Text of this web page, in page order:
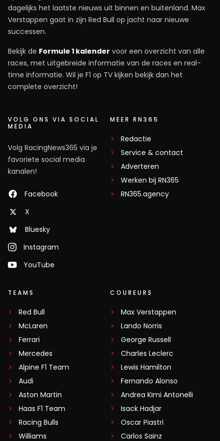
Shadow771
21 november 2021 15:38
Kvond de snelheid van Max niet verkeerd met een
lichte schade op zn voorvleugel.
daarvoor was zijn voorsprong (ondanks VSC) te
kort.
RSK1CK3R
Mooi gedaan van Hamilton, Max en Alonso. Perez kon
zoals gebruikelijk niets brengen. Staat zijn vader al in het
vierkantje?
Ik vind het een erge sterke race van Perez, ik vond
zekerheid na het incident van Bottas.
Patrick Van Der Meulen
Van 11e naar 4e. Mwoah... valt best mee. En hoe
AlphaMale
belangrijk! Hoeveel heeft Bottas er verdiend
vandaag?
dagelijks het laatste nieuws uit binnen en buitenland. Max
Verstappen gaat in zijn Red Bull op jacht naar nieuwe
successen.
Bekijk de Formule 1 kalender voor een overzicht van alle
races, met uitgebreide informatie van de races en real-
time informatie. Wil je F1 op TV kijken bekijk dan het
complete overzicht!
VOLG ONS VIA SOCIAL
MEDIA
Volg RacingNews365 via je
favoriete social media
kanalen!
Facebook
X
Bluesky
Instagram
YouTube
MEER RN365
Redactie
Service & contact
Adverteren
Werken bij RN365
RN365.agency
TEAMS
Red Bull
McLaren
Ferrari
Mercedes
Alpine F1 Team
Audi
Aston Martin
Haas F1 Team
Racing Bulls
Williams
COUREURS
Max Verstappen
Lando Norris
George Russell
Charles Leclerc
Lewis Hamilton
Fernando Alonso
Andrea Kimi Antonelli
Isack Hadjar
Oscar Piastri
Carlos Sainz